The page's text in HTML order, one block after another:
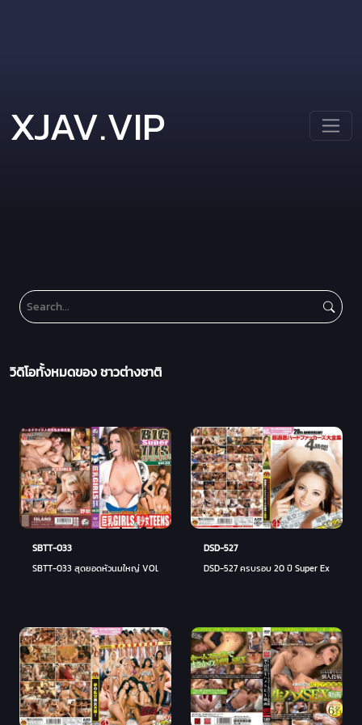
XJAV.VIP
วิดิโอทั้งหมดของ ชาวต่างชาติ
SBTT-033
SBTT-033 สุดยอดหัวนมใหญ่ VOL.33
DSD-527
DSD-527 ครบรอบ 20 ปี Super Extreme